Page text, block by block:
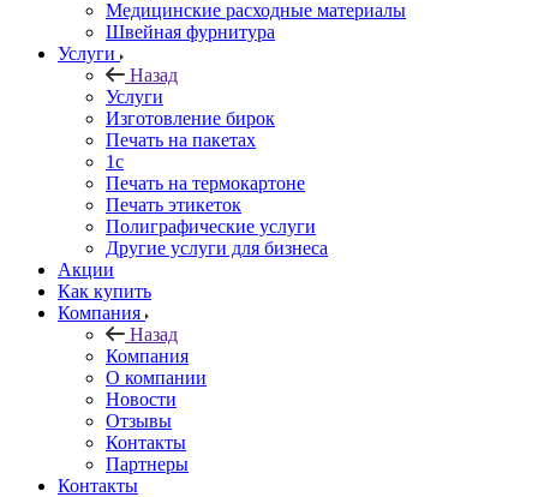
Медицинские расходные материалы
Швейная фурнитура
Услуги
Назад
Услуги
Изготовление бирок
Печать на пакетах
1c
Печать на термокартоне
Печать этикеток
Полиграфические услуги
Другие услуги для бизнеса
Акции
Как купить
Компания
Назад
Компания
О компании
Новости
Отзывы
Контакты
Партнеры
Контакты